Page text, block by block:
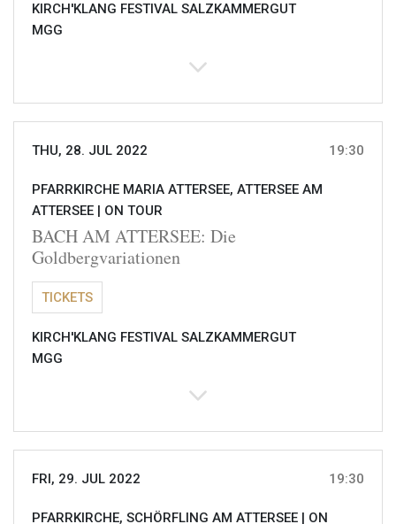
KIRCH'KLANG FESTIVAL SALZKAMMERGUT
MGG
THU, 28. JUL 2022 19:30
PFARRKIRCHE MARIA ATTERSEE, ATTERSEE AM
ATTERSEE | ON TOUR
BACH AM ATTERSEE: Die
Goldbergvariationen
TICKETS
KIRCH'KLANG FESTIVAL SALZKAMMERGUT
MGG
FRI, 29. JUL 2022 19:30
PFARRKIRCHE, SCHÖRFLING AM ATTERSEE | ON